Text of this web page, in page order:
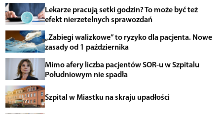
Lekarze pracują setki godzin? To może być też
efekt nierzetelnych sprawozdań
„Zabiegi walizkowe” to ryzyko dla pacjenta. Nowe
zasady od 1 października
Mimo afery liczba pacjentów SOR-u w Szpitalu
Południowym nie spadła
Szpital w Miastku na skraju upadłości